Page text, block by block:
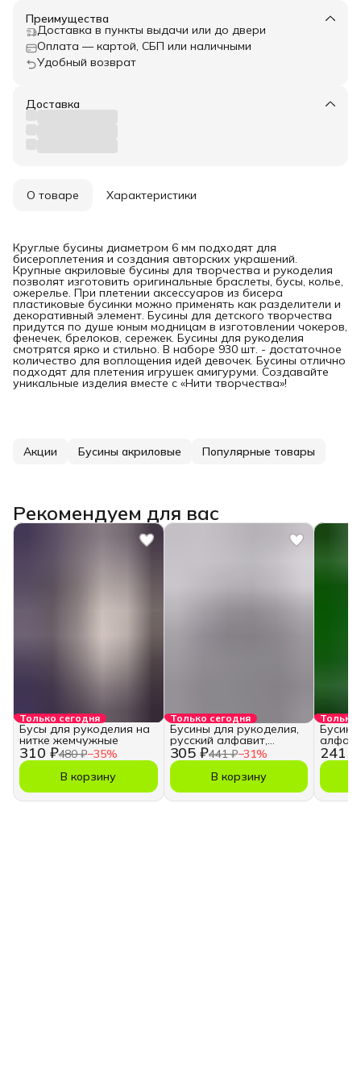
Преимущества
Доставка в пункты выдачи или до двери
Оплата — картой, СБП или наличными
Удобный возврат
Доставка
О товаре Характеристики
Круглые бусины диаметром 6 мм подходят для
бисероплетения и создания авторских украшений.
Крупные акриловые бусины для творчества и рукоделия
позволят изготовить оригинальные браслеты, бусы, колье,
ожерелье. При плетении аксессуаров из бисера
пластиковые бусинки можно применять как разделители и
декоративный элемент. Бусины для детского творчества
придутся по душе юным модницам в изготовлении чокеров,
фенечек, брелоков, сережек. Бусины для рукоделия
смотрятся ярко и стильно. В наборе 930 шт. - достаточное
количество для воплощения идей девочек. Бусины отлично
подходят для плетения игрушек амигуруми. Создавайте
уникальные изделия вместе с «Нити творчества»!
Акции Бусины акриловые Популярные товары
Рекомендуем для вас
Только сегодня
310 ₽480 ₽−35%
Бусы для рукоделия на
нитке жемчужные
В корзину
Только сегодня
305 ₽441 ₽−31%
Бусины для рукоделия,
русский алфавит,
кубики
В корзину
Только
241 ₽